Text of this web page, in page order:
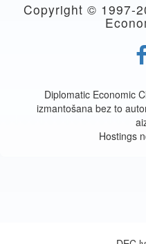
Copyright © 1997-
Diplomatic Economic
izmantošana bez to
Hostings